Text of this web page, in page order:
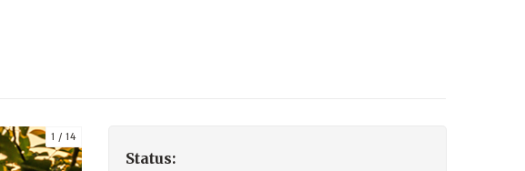
1 14
Status: